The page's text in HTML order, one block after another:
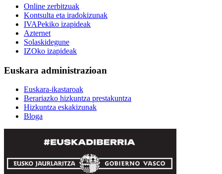
Online zerbitzuak
Kontsulta eta iradokizunak
IVAPekiko izapideak
Azternet
Solaskidegune
IZOko izapideak
Euskara administrazioan
Euskara-ikastaroak
Berariazko hizkuntza prestakuntza
Hizkuntza eskakizunak
Bloga